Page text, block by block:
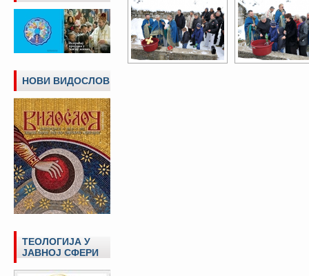
НОВИ ВИДОСЛОВ
ТЕОЛОГИЈА У
ЈАВНОЈ СФЕРИ